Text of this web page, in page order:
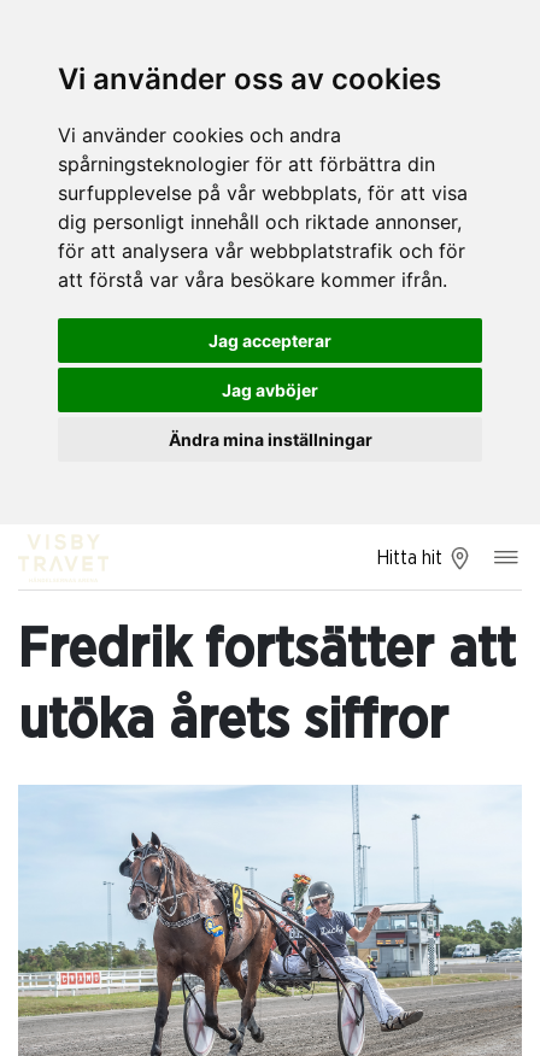
Vi använder oss av cookies
Vi använder cookies och andra
spårningsteknologier för att förbättra din
surfupplevelse på vår webbplats, för att visa
dig personligt innehåll och riktade annonser,
för att analysera vår webbplatstrafik och för
att förstå var våra besökare kommer ifrån.
Jag accepterar
Jag avböjer
Ändra mina inställningar
Hitta hit
Fredrik fortsätter att
utöka årets siffror